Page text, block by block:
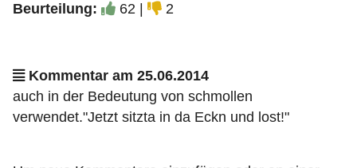
Beurteilung: 62 | 2
Kommentar am 25.06.2014
auch in der Bedeutung von schmollen
verwendet."Jetzt sitzta in da Eckn und lost!"